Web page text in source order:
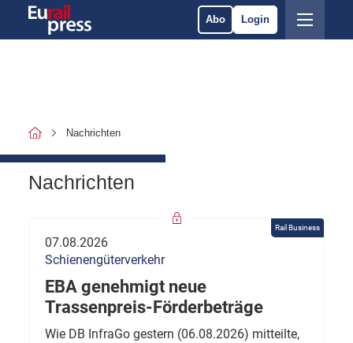
Abo Login
Nachrichten
Nachrichten
Rail Business
07.08.2026
Schienengüterverkehr
EBA genehmigt neue
Trassenpreis-Förderbeträge
Wie DB InfraGo gestern (06.08.2026) mitteilte,